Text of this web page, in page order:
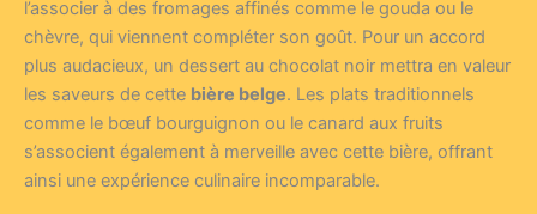
l’associer à des fromages affinés comme le gouda ou le
chèvre, qui viennent compléter son goût. Pour un accord
plus audacieux, un dessert au chocolat noir mettra en valeur
les saveurs de cette bière belge. Les plats traditionnels
comme le bœuf bourguignon ou le canard aux fruits
s’associent également à merveille avec cette bière, offrant
ainsi une expérience culinaire incomparable.